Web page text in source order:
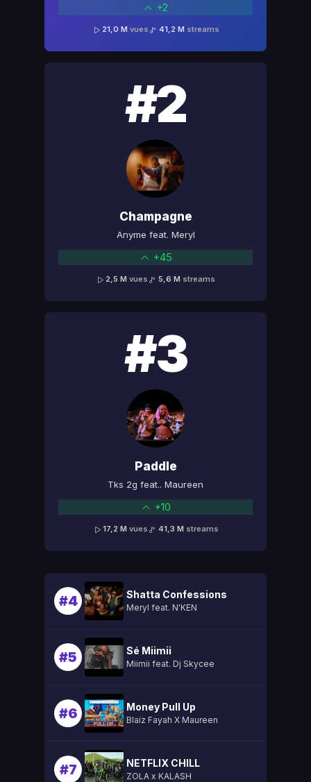
#2
Champagne
Anyme feat. Meryl
+45
2,5 M vues 5,6 M streams
+2
21,0 M vues 41,2 M streams
#3
Paddle
Tks 2g feat.. Maureen
+10
17,2 M vues 41,3 M streams
#4 Shatta Confessions
Meryl feat. N'KEN
#5 Sé Miimii
Miimii feat. Dj Skycee
#6 Money Pull Up
Blaiz Fayah X Maureen
#7 NETFLIX CHILL
ZOLA x KALASH